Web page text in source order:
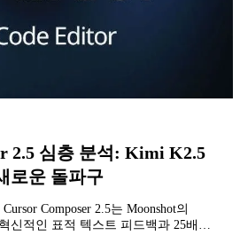
2.5 심층 분석: Kimi K2.5
로운 돌파구
Composer 2.5는 Moonshot의
신적인 표적 텍스트 피드백과 25배